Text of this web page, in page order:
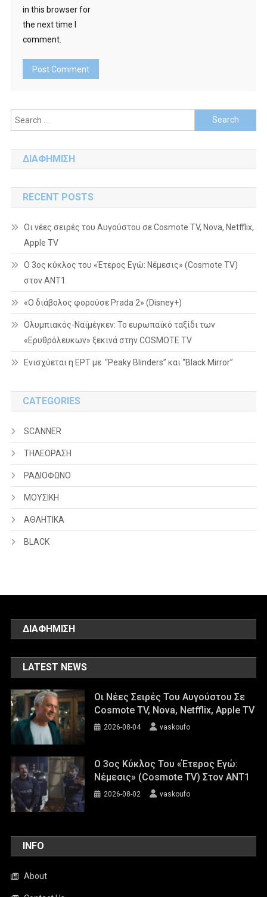
in this browser for
the next time I
comment.
Search
for:
ΔΙΑΦΗΜΙΣΗ
RECENT POSTS
Οι νέες σειρές του Αυγούστου σε Cosmote TV, Nova, Netfflix,
Apple TV
Ο 3ος κύκλος του «Έτερος Εγώ: Νέμεσις» (Cosmote TV)
στον ΑΝΤ1
«Ο διάβολος φορούσε Prada 2» (Disney+)
Ολυμπιακός-Ναϊμέγκεν: Το ευρωπαϊκό ταξίδι των
«Ερυθρόλευκων» ξεκινά στην COSMOTE TV
Ενισχύεται η ΕΡΤ με “Peaky Blinders” και “Black Mirror”
CATEGORIES
SCANNER
ΤΗΛΕΟΡΑΣΗ
ΡΑΔΙΟΦΩΝΟ
ΜΟΥΣΙΚΗ
ΑΘΛΗΤΙΚΑ
BLACK
ΔΙΑΦΗΜΙΣΗ
LATEST NEWS
Οι Νέες Σειρές Του Αυγούστου Σε
Cosmote TV, Nova, Netfflix, Apple TV
2026-08-04 vaskoufo
Ο 3ος Κύκλος Του «Έτερος Εγώ:
Νέμεσις» (Cosmote TV) Στον ΑΝΤ1
2026-08-02 vaskoufo
INFO
About